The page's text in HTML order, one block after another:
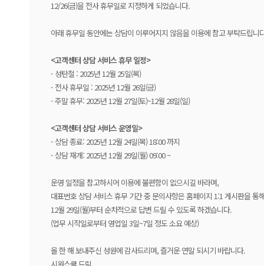
12/26(금)을 전사 휴무일로 지정하게 되었습니다.
아래 휴무일 동안에는 상담이 이루어지지 않음을 이용에 참고 부탁드립니
<고객센터 상담 서비스 휴무 일정>
- 성탄절 : 2025년 12월 25일(목)
- 전사 휴무일 : 2025년 12월 26일(금)
- 주말 휴무: 2025년 12월 27일(토)~12월 28일(일)
<고객센터 상담 서비스 운영일>
- 상담 종료: 2025년 12월 24일(목) 18:00 까지
- 상담 재개: 2025년 12월 29일(월) 09:00 ~
운영 일정을 참고하시어 이용에 불편함이 없으시길 바라며,
대표번호 상담 서비스 휴무 기간 중 문의사항은 홈페이지 1:1 게시판을 통
12월 29일(월)부터 순차적으로 답변 드릴 수 있도록 하겠습니다.
(업무 시작일로부터 영업일 3일~7일 정도 소요 예상)
올 한 해 보내주신 성원에 감사드리며, 즐거운 연말 되시기 바랍니다.